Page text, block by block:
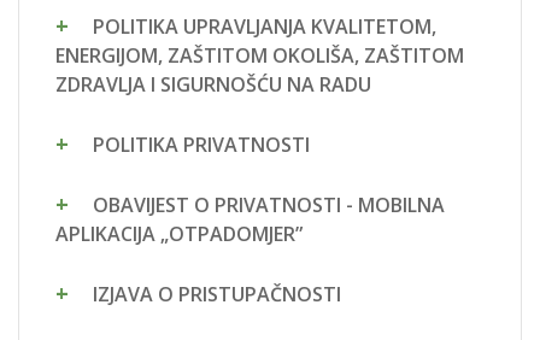
POLITIKA UPRAVLJANJA KVALITETOM,
ENERGIJOM, ZAŠTITOM OKOLIŠA, ZAŠTITOM
ZDRAVLJA I SIGURNOŠĆU NA RADU
POLITIKA PRIVATNOSTI
OBAVIJEST O PRIVATNOSTI - MOBILNA
APLIKACIJA „OTPADOMJER”
IZJAVA O PRISTUPAČNOSTI